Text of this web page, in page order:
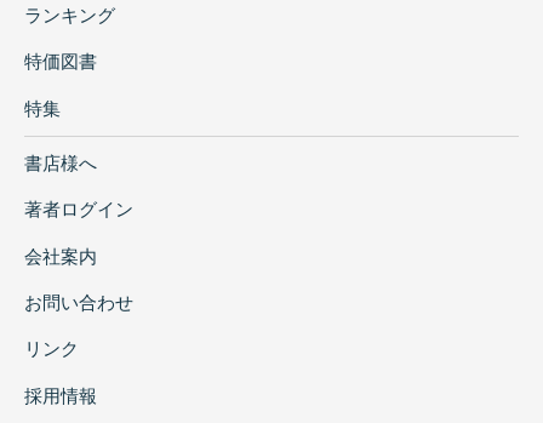
ランキング
特価図書
特集
書店様へ
著者ログイン
会社案内
お問い合わせ
リンク
採用情報